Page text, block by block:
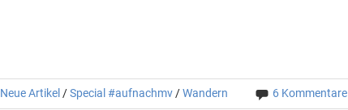
Neue Artikel/Special #aufnachmv/Wandern 6 Kommentare